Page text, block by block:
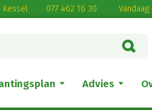
Kessel 077 462 16 30
Advies